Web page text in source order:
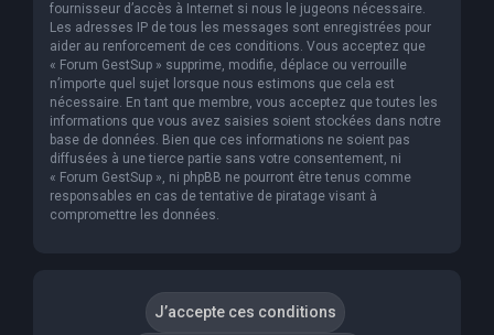
fournisseur d’accès à Internet si nous le jugeons nécessaire.
Les adresses IP de tous les messages sont enregistrées pour
aider au renforcement de ces conditions. Vous acceptez que
« Forum GestSup » supprime, modifie, déplace ou verrouille
n’importe quel sujet lorsque nous estimons que cela est
nécessaire. En tant que membre, vous acceptez que toutes les
informations que vous avez saisies soient stockées dans notre
base de données. Bien que ces informations ne soient pas
diffusées à une tierce partie sans votre consentement, ni
« Forum GestSup », ni phpBB ne pourront être tenus comme
responsables en cas de tentative de piratage visant à
compromettre les données.